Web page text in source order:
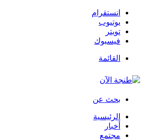
انستقرام
يوتيوب
تويتر
فيسبوك
القائمة
بحث عن
الرئيسية
أخبار
مجتمع